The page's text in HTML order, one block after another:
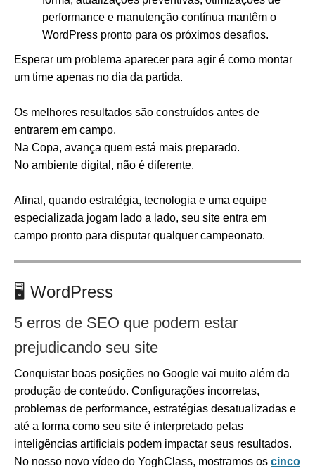
performance e manutenção contínua mantêm o
WordPress pronto para os próximos desafios.
Esperar um problema aparecer para agir é como montar
um time apenas no dia da partida.
Os melhores resultados são construídos antes de
entrarem em campo.
Na Copa, avança quem está mais preparado.
No ambiente digital, não é diferente.
Afinal, quando estratégia, tecnologia e uma equipe
especializada jogam lado a lado, seu site entra em
campo pronto para disputar qualquer campeonato.
🖥️ WordPress
5 erros de SEO que podem estar
prejudicando seu site
Conquistar boas posições no Google vai muito além da
produção de conteúdo. Configurações incorretas,
problemas de performance, estratégias desatualizadas e
até a forma como seu site é interpretado pelas
inteligências artificiais podem impactar seus resultados.
No nosso novo vídeo do YoghClass, mostramos os cinco